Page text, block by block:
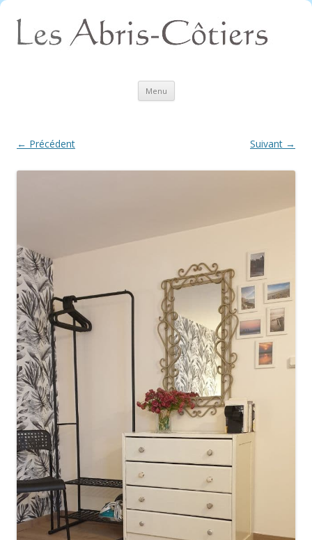
Menu Aller
contenu
← Précédent Suivant →